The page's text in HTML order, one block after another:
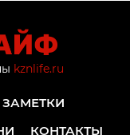
kznlife.ru
КОНТАКТЫ